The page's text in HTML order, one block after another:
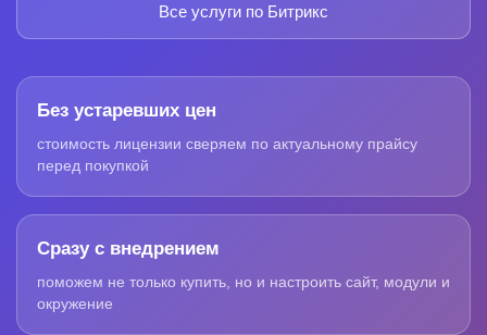
Все услуги по Битрикс
Без устаревших цен
стоимость лицензии сверяем по актуальному прайсу
перед покупкой
Сразу с внедрением
поможем не только купить, но и настроить сайт, модули и
окружение